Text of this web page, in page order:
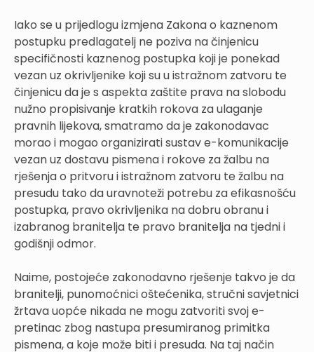
Iako se u prijedlogu izmjena Zakona o kaznenom
postupku predlagatelj ne poziva na činjenicu
specifičnosti kaznenog postupka koji je ponekad
vezan uz okrivljenike koji su u istražnom zatvoru te
činjenicu da je s aspekta zaštite prava na slobodu
nužno propisivanje kratkih rokova za ulaganje
pravnih lijekova, smatramo da je zakonodavac
morao i mogao organizirati sustav e-komunikacije
vezan uz dostavu pismena i rokove za žalbu na
rješenja o pritvoru i istražnom zatvoru te žalbu na
presudu tako da uravnoteži potrebu za efikasnošću
postupka, pravo okrivljenika na dobru obranu i
izabranog branitelja te pravo branitelja na tjedni i
godišnji odmor.
Naime, postojeće zakonodavno rješenje takvo je da
branitelji, punomoćnici oštećenika, stručni savjetnici
žrtava uopće nikada ne mogu zatvoriti svoj e-
pretinac zbog nastupa presumiranog primitka
pismena, a koje može biti i presuda. Na taj način